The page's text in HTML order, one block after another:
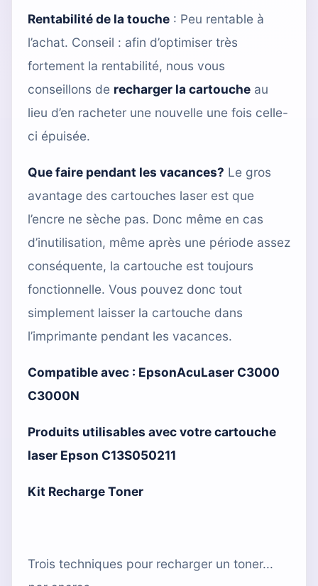
Rentabilité de la touche : Peu rentable à
l’achat. Conseil : afin d’optimiser très
fortement la rentabilité, nous vous
conseillons de recharger la cartouche au
lieu d’en racheter une nouvelle une fois celle-
ci épuisée.
Que faire pendant les vacances? Le gros
avantage des cartouches laser est que
l’encre ne sèche pas. Donc même en cas
d’inutilisation, même après une période assez
conséquente, la cartouche est toujours
fonctionnelle. Vous pouvez donc tout
simplement laisser la cartouche dans
l’imprimante pendant les vacances.
Compatible avec : EpsonAcuLaser C3000
C3000N
Produits utilisables avec votre cartouche
laser Epson C13S050211
Kit Recharge Toner
Trois techniques pour recharger un toner...